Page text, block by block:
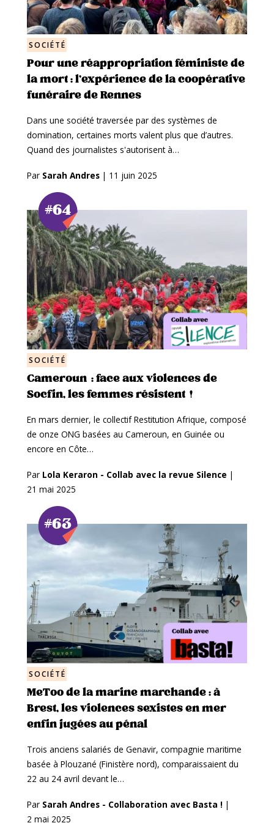
SOCIÉTÉ
Pour une réappropriation féministe de
la mort : l’expérience de la coopérative
funéraire de Rennes
Dans une société traversée par des systèmes de
domination, certaines morts valent plus que d’autres.
Quand des journalistes s'autorisent à…
Par Sarah Andres | 11 juin 2025
#64
SOCIÉTÉ
Cameroun : face aux violences de
Socfin, les femmes résistent !
En mars dernier, le collectif Restitution Afrique, composé
de onze ONG basées au Cameroun, en Guinée ou
encore en Côte…
Par Lola Keraron - Collab avec la revue Silence |
21 mai 2025
#63
SOCIÉTÉ
MeToo de la marine marchande : à
Brest, les violences sexistes en mer
enfin jugées au pénal
Trois anciens salariés de Genavir, compagnie maritime
basée à Plouzané (Finistère nord), comparaissaient du
22 au 24 avril devant le…
Par Sarah Andres - Collaboration avec Basta ! |
2 mai 2025